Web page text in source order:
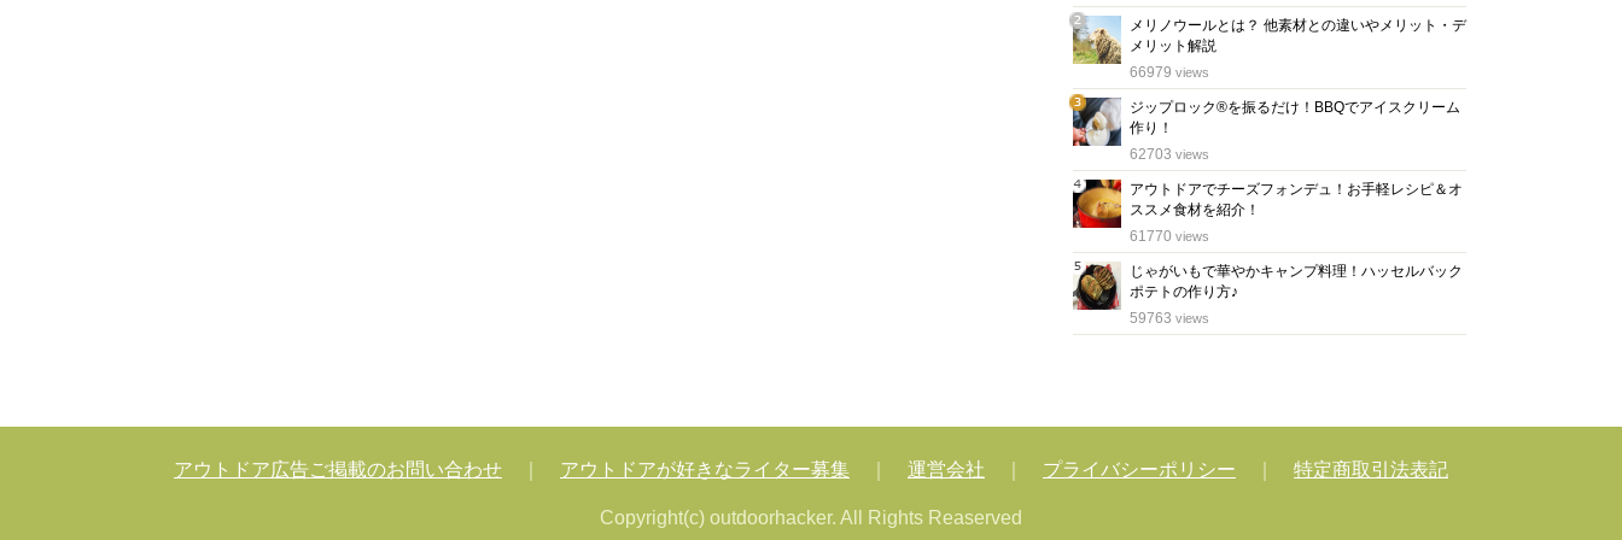
2
位
メリノウールとは？ 他素材との違いやメリット・デ
メリット解説
66979 views
3
位
ジップロック®を振るだけ！BBQでアイスクリーム
作り！
62703 views
4
位
アウトドアでチーズフォンデュ！お手軽レシピ＆オ
ススメ食材を紹介！
61770 views
5
位
じゃがいもで華やかキャンプ料理！ハッセルバック
ポテトの作り方♪
59763 views
アウトドア広告ご掲載のお問い合わせ アウトドアが好きなライター募集 運営会社 プライバシーポリシー 特定商取引法表記
Copyright(c) outdoorhacker. All Rights Reaserved